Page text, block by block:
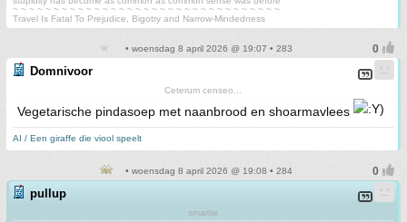
~ ~ ~ ~ ~ ~ ~ ~ ~ ~ ~ ~ ~ ~ ~ ~ ~ ~ ~ ~ ~ ~ ~ ~ ~ ~ ~ ~ ~ ~ ~ ~ ~
Travel Is Fatal To Prejudice, Bigotry and Narrow-Mindedness
• woensdag 8 april 2026 @ 19:07 • 283
Domnivoor
Ceterum censeo...
Vegetarische pindasoep met naanbrood en shoarmavlees
AI / Een giraffe die viool speelt
• woensdag 8 april 2026 @ 19:08 • 284
pullup
smartie